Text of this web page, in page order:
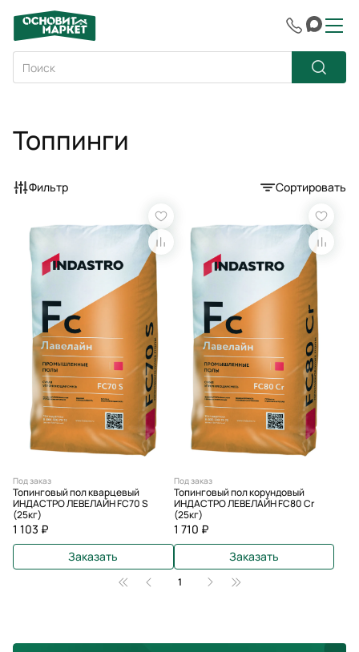
Топпинги
Фильтр Сортировать
Под заказ
Топинговый пол кварцевый
ИНДАСТРО ЛЕВЕЛАЙН FC70 S
(25кг)
1 103 ₽
Заказать
Под заказ
Топинговый пол корундовый
ИНДАСТРО ЛЕВЕЛАЙН FC80 Cr
(25кг)
1 710 ₽
Заказать
1